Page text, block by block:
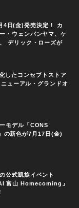
4日(金)発売決定！ カ
・ウェンバンヤマ、ケ
デリック・ローズが
たコンセプトストア
ューアル・グランドオ
モデル「CONS
の新色が7月17日(金)
公式凱旋イベント
富山 Homecoming」